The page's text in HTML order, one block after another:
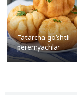
Tatarcha go’shtli
peremyachlar